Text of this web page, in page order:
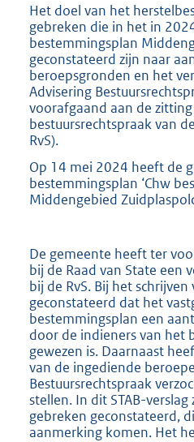
Het doel van het
gebreken die in het in
bestemmingsplan
geconstateerd zijn naar
beroepsgronden en het
Advisering
voorafgaand aan de
bestuursrechtspraak van
RvS).
Op 14 mei 2024 heeft de
bestemmingsplan ‘Chw
Middengebied
De gemeente heeft ter
bij de Raad van State een
bij de RvS. Bij het
geconstateerd dat het
bestemmingsplan een
door de indieners van het
gewezen is. Daarnaast
van de ingediende
Bestuursrechtspraak
stellen. In dit STAB-
gebreken geconstateerd,
aanmerking komen. Het